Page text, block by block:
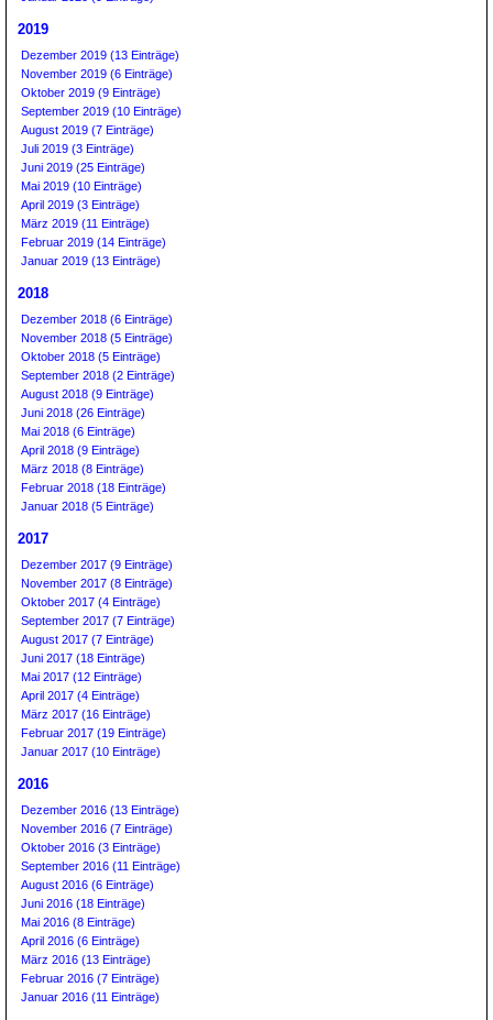
2019
Dezember 2019 (13 Einträge)
November 2019 (6 Einträge)
Oktober 2019 (9 Einträge)
September 2019 (10 Einträge)
August 2019 (7 Einträge)
Juli 2019 (3 Einträge)
Juni 2019 (25 Einträge)
Mai 2019 (10 Einträge)
April 2019 (3 Einträge)
März 2019 (11 Einträge)
Februar 2019 (14 Einträge)
Januar 2019 (13 Einträge)
2018
Dezember 2018 (6 Einträge)
November 2018 (5 Einträge)
Oktober 2018 (5 Einträge)
September 2018 (2 Einträge)
August 2018 (9 Einträge)
Juni 2018 (26 Einträge)
Mai 2018 (6 Einträge)
April 2018 (9 Einträge)
März 2018 (8 Einträge)
Februar 2018 (18 Einträge)
Januar 2018 (5 Einträge)
2017
Dezember 2017 (9 Einträge)
November 2017 (8 Einträge)
Oktober 2017 (4 Einträge)
September 2017 (7 Einträge)
August 2017 (7 Einträge)
Juni 2017 (18 Einträge)
Mai 2017 (12 Einträge)
April 2017 (4 Einträge)
März 2017 (16 Einträge)
Februar 2017 (19 Einträge)
Januar 2017 (10 Einträge)
2016
Dezember 2016 (13 Einträge)
November 2016 (7 Einträge)
Oktober 2016 (3 Einträge)
September 2016 (11 Einträge)
August 2016 (6 Einträge)
Juni 2016 (18 Einträge)
Mai 2016 (8 Einträge)
April 2016 (6 Einträge)
März 2016 (13 Einträge)
Februar 2016 (7 Einträge)
Januar 2016 (11 Einträge)